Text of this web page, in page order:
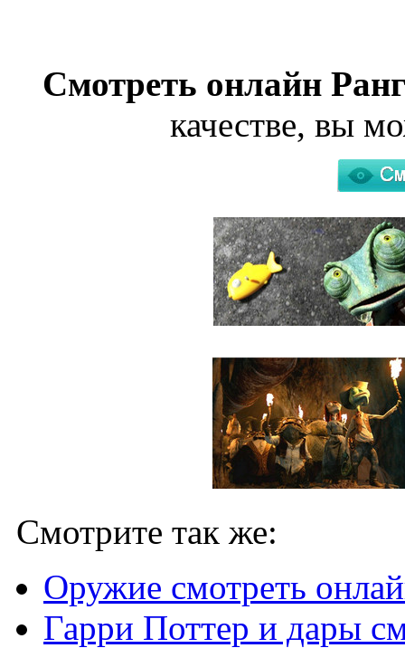
Смотреть онлайн
качестве, вы
Смотрите так же:
Оружие смотреть
Гарри Поттер и дары